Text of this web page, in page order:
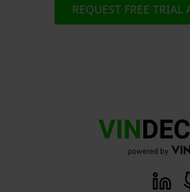
REQUEST FREE TRIAL